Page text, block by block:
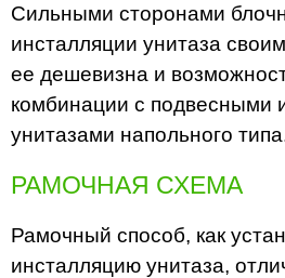
Сильными сторонами
инсталляции унитаза
ее дешевизна и
комбинации с подвесными
унитазами напольного
РАМОЧНАЯ СХЕМА
Рамочный способ, как
инсталляцию унитаза,